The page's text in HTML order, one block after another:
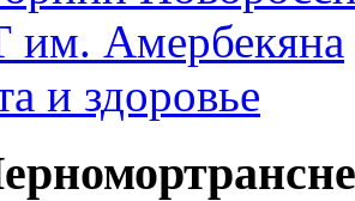
Амербекяна
и здоровье